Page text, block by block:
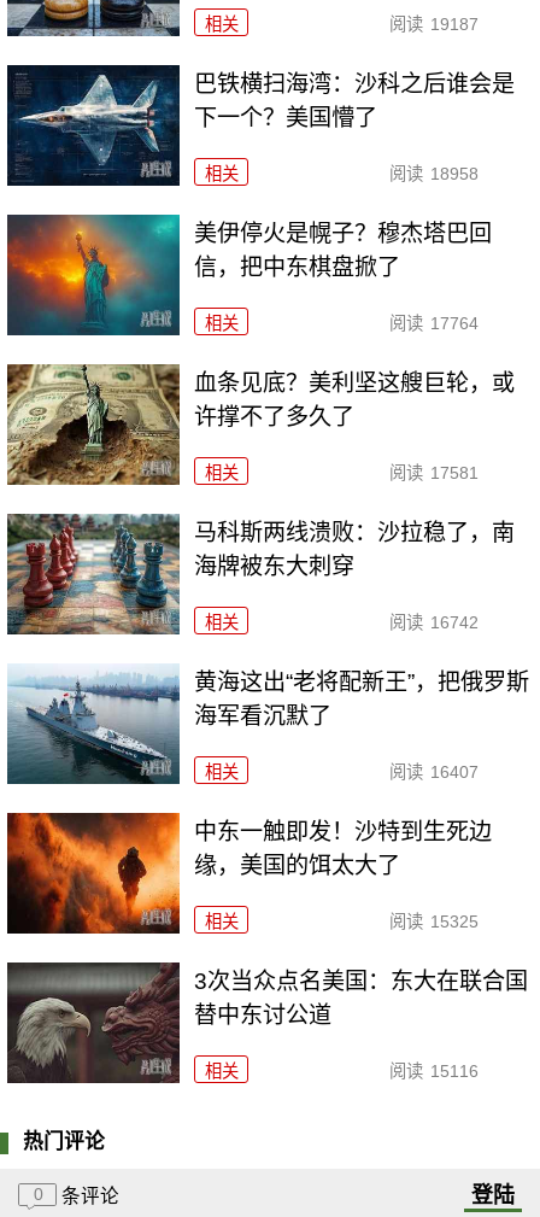
相关 阅读 19187
巴铁横扫海湾：沙科之后谁会是
下一个？美国懵了
相关 阅读 18958
美伊停火是幌子？穆杰塔巴回
信，把中东棋盘掀了
相关 阅读 17764
血条见底？美利坚这艘巨轮，或
许撑不了多久了
相关 阅读 17581
马科斯两线溃败：沙拉稳了，南
海牌被东大刺穿
相关 阅读 16742
黄海这出“老将配新王”，把俄罗斯
海军看沉默了
相关 阅读 16407
中东一触即发！沙特到生死边
缘，美国的饵太大了
相关 阅读 15325
3次当众点名美国：东大在联合国
替中东讨公道
相关 阅读 15116
热门评论
0 条评论 登陆